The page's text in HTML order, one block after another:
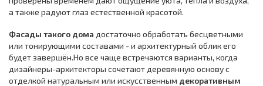
а также радуют глаз естественной красотой.
Фасады такого дома достаточно обработать бесцветными
или тонирующими составами - и архитектурный облик его
будет завершён.Но все чаще встречаются варианты, когда
дизайнеры-архитекторы сочетают деревянную основу с
отделкой натуральным или искусственным декоративным